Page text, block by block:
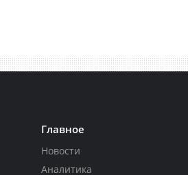
Главное
Новости
Аналитика